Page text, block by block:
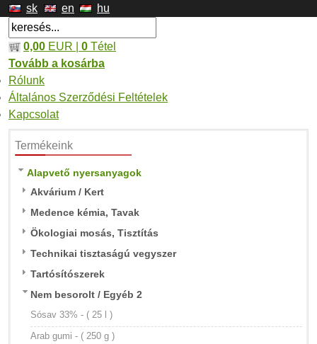
sk en hu
0,00 EUR | 0 Tétel
Tovább a kosárba
Rólunk
Általános Szerződési Feltételek
Kapcsolat
Termékeink
Alapvető nyersanyagok
Akvárium / Kert
Medence kémia, Tavak
Ökologiai mosás, Tisztítás
Technikai tisztaságú vegyszer
Tartósítószerek
Nem besorolt / Egyéb 2
Sósav 33% - ( 25 l )
Arab gumi - ( 250 g )